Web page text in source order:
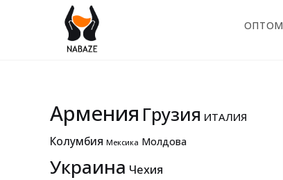
ОПТОМ
Армения Грузия ИТАЛИЯ
Колумбия Мексика Молдова
Украина Чехия